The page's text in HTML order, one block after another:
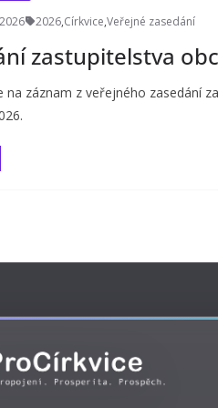
2026,Církvice,Veřejné zasedání
zastupitelstva
na záznam z veřejného zasedání